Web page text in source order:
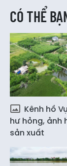
CÓ THỂ
Kênh hồ
hư hỏng, ảnh
sản xuất